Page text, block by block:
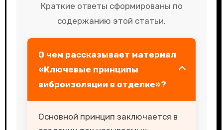
Краткие ответы сформированы по
содержанию этой статьи.
О чем рассказывает материал
«Ключевые принципы
виброизоляции в отделке»?
Основной принцип заключается в